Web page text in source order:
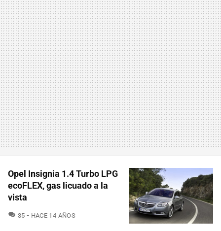
Opel Insignia 1.4 Turbo LPG
ecoFLEX, gas licuado a la
vista
35 COMENTARIOS
HACE 14 AÑOS